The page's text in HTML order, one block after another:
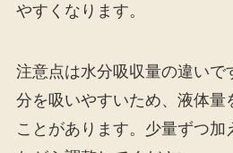
やすくなります。
注意点は水分吸収量の違いで
分を吸いやすいため、液体量
ことがあります。少量ずつ加